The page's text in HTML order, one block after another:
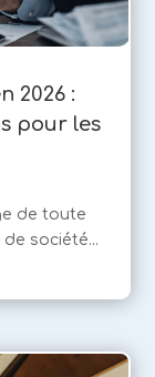
2026 :
pour les
de toute
société...